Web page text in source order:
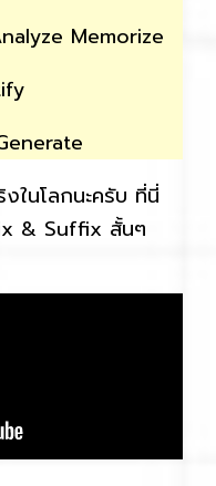
Memorize
นโลกนะครับ ที่นี่
& Suffix สั้นๆ